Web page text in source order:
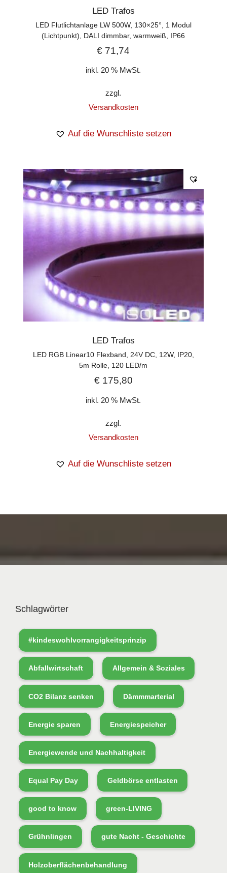
LED Trafos
LED Flutlichtanlage LW 500W, 130×25°, 1 Modul
(Lichtpunkt), DALI dimmbar, warmweiß, IP66
€ 71,74
inkl. 20 % MwSt.
zzgl.
Versandkosten
Auf die Wunschliste setzen
LED Trafos
LED RGB Linear10 Flexband, 24V DC, 12W, IP20,
5m Rolle, 120 LED/m
€175,80
inkl. 20 % MwSt.
zzgl.
Versandkosten
Auf die Wunschliste setzen
Schlagwörter
#kindeswohlvorrangigkeitsprinzip
Abfallwirtschaft Allgemein & Soziales
CO2 Bilanz senken Dämmmarterial
Energie sparen Energiespeicher
Energiewende und Nachhaltigkeit
Equal Pay Day Geldbörse entlasten
good to know green-LIVING
Grühnlingen gute Nacht - Geschichte
Holzoberflächenbehandlung